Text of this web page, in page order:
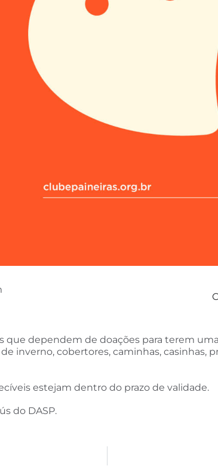
que dependem de doações para terem
inverno, cobertores, caminhas,
estejam dentro do prazo de validade.
do DASP.